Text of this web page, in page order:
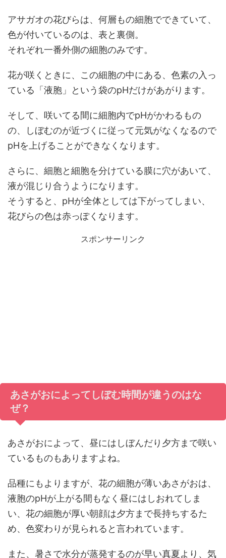
アサガオの花びらは、何層もの細胞でできていて、
色が付いているのは、表と裏側。
それぞれ一番外側の細胞のみです。
花が咲くときに、この細胞の中にある、色素の入っ
ている「液胞」という袋のpHだけがあがります。
そして、咲いてる間に細胞内でpHがかわるもの
の、しぼむのが近づくに従って元気がなくなるので
pHを上げることができなくなります。
さらに、細胞と細胞を分けている膜に穴があいて、
液が混じり合うようになります。
そうすると、pHが全体としては下がってしまい、
花びらの色は赤っぽくなります。
スポンサーリンク
あさがおによってしぼむ時間が違うのはな
ぜ？
あさがおによって、昼にはしぼんだり夕方まで咲い
ているものもありますよね。
品種にもよりますが、花の細胞が薄いあさがおは、
液胞のpHが上がる間もなく昼にはしおれてしま
い、花の細胞が厚い朝顔は夕方まで長持ちするた
め、色変わりが見られると言われています。
また、暑さで水分が蒸発するのが早い真夏より、気